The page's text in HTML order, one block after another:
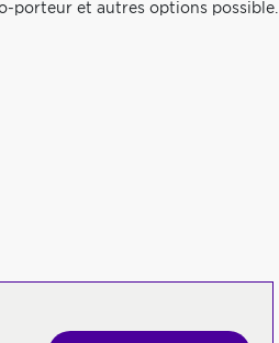
porteur et autres options possible.